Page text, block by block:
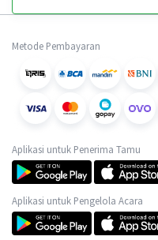
Metode Pembayaran
Aplikasi untuk Penerima Tamu
Aplikasi untuk Pengelola Acara